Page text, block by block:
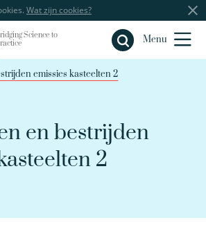
Wat zijn cookies?
Science to
Menu
Sluiten
emissies kasteelten 2
en bestrijden
2